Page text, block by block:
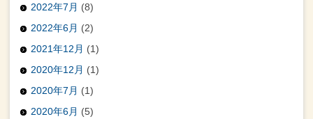
2022年7月 (8)
2022年6月 (2)
2021年12月 (1)
2020年12月 (1)
2020年7月 (1)
2020年6月 (5)